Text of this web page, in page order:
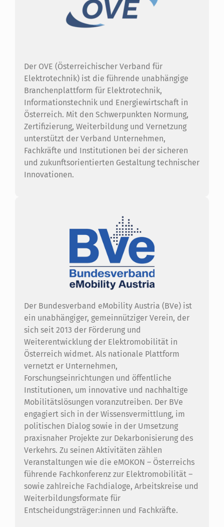
Der OVE (Österreichischer Verband für
Elektrotechnik) ist die führende unabhängige
Branchenplattform für Elektrotechnik,
Informationstechnik und Energiewirtschaft in
Österreich. Mit den Schwerpunkten Normung,
Zertifizierung, Weiterbildung und Vernetzung
unterstützt der Verband Unternehmen,
Fachkräfte und Institutionen bei der sicheren
und zukunftsorientierten Gestaltung technischer
Innovationen.
Der Bundesverband eMobility Austria (BVe) ist
ein unabhängiger, gemeinnütziger Verein, der
sich seit 2013 der Förderung und
Weiterentwicklung der Elektromobilität in
Österreich widmet. Als nationale Plattform
vernetzt er Unternehmen,
Forschungseinrichtungen und öffentliche
Institutionen, um innovative und nachhaltige
Mobilitätslösungen voranzutreiben. Der BVe
engagiert sich in der Wissensvermittlung, im
politischen Dialog sowie in der Umsetzung
praxisnaher Projekte zur Dekarbonisierung des
Verkehrs. Zu seinen Aktivitäten zählen
Veranstaltungen wie die eMOKON – Österreichs
führende Fachkonferenz zur Elektromobilität –
sowie zahlreiche Fachdialoge, Arbeitskreise und
Weiterbildungsformate für
Entscheidungsträger:innen und Fachkräfte.